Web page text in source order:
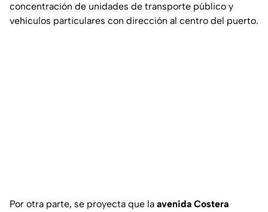
concentración de unidades de transporte público y
vehículos particulares con dirección al centro del puerto.
Por otra parte, se proyecta que la avenida Costera